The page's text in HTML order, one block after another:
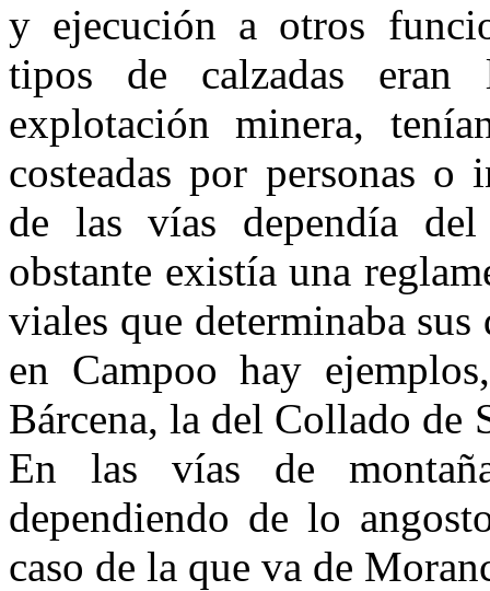
y ejecución a otros
tipos de calzadas
explotación minera,
costeadas por personas o
de las vías dependía
obstante existía una
viales que determinaba
en Campoo hay
Bárcena, la del Collado de
En las vías de
dependiendo de lo
caso de la que va de